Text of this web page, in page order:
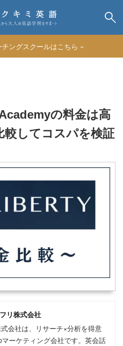
ングスクールはこちら «
の料金は高
較してコスパを検証
リ株式会社
会社は、リサーチ×分析を得意
ーケティング会社です。英会話